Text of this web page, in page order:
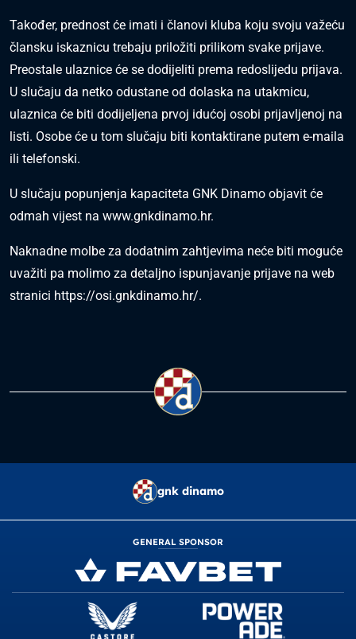
Također, prednost će imati i članovi kluba koju svoju važeću
člansku iskaznicu trebaju priložiti prilikom svake prijave.
Preostale ulaznice će se dodijeliti prema redoslijedu prijava.
U slučaju da netko odustane od dolaska na utakmicu,
ulaznica će biti dodijeljena prvoj idućoj osobi prijavljenoj na
listi. Osobe će u tom slučaju biti kontaktirane putem e-maila
ili telefonski.
U slučaju popunjenja kapaciteta GNK Dinamo objavit će
odmah vijest na www.gnkdinamo.hr.
Naknadne molbe za dodatnim zahtjevima neće biti moguće
uvažiti pa molimo za detaljno ispunjavanje prijave na web
stranici https://osi.gnkdinamo.hr/.
gnk dinamo
GENERAL SPONSOR